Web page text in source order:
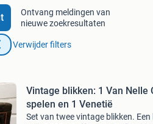
Ontvang meldingen van
nieuwe zoekresultaten
Verwijder filters
Vintage blikken: 1 Van Nelle
spelen en 1 Venetië
Set van twee vintage blikken. Een